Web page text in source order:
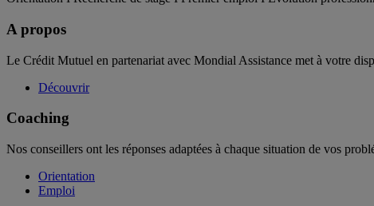
A propos
Le Crédit Mutuel en partenariat avec Mondial Assistance met à votre
Découvrir
Coaching
Nos conseillers ont les réponses adaptées à chaque situation de vos
Orientation
Emploi